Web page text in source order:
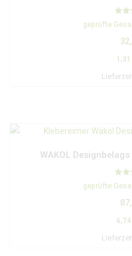
geprüfte
1,31
WAKOL
geprüfte
6,74